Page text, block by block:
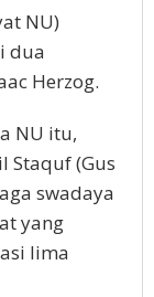
NU)
dua
Herzog.
NU itu,
Staquf (Gus
swadaya
yang
lima